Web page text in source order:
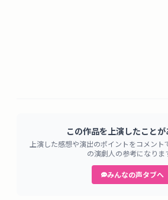
この作品を上演したこと
上演した感想や演出のポイントをコメン
の演劇人の参考になりま
みんなの声タブへ